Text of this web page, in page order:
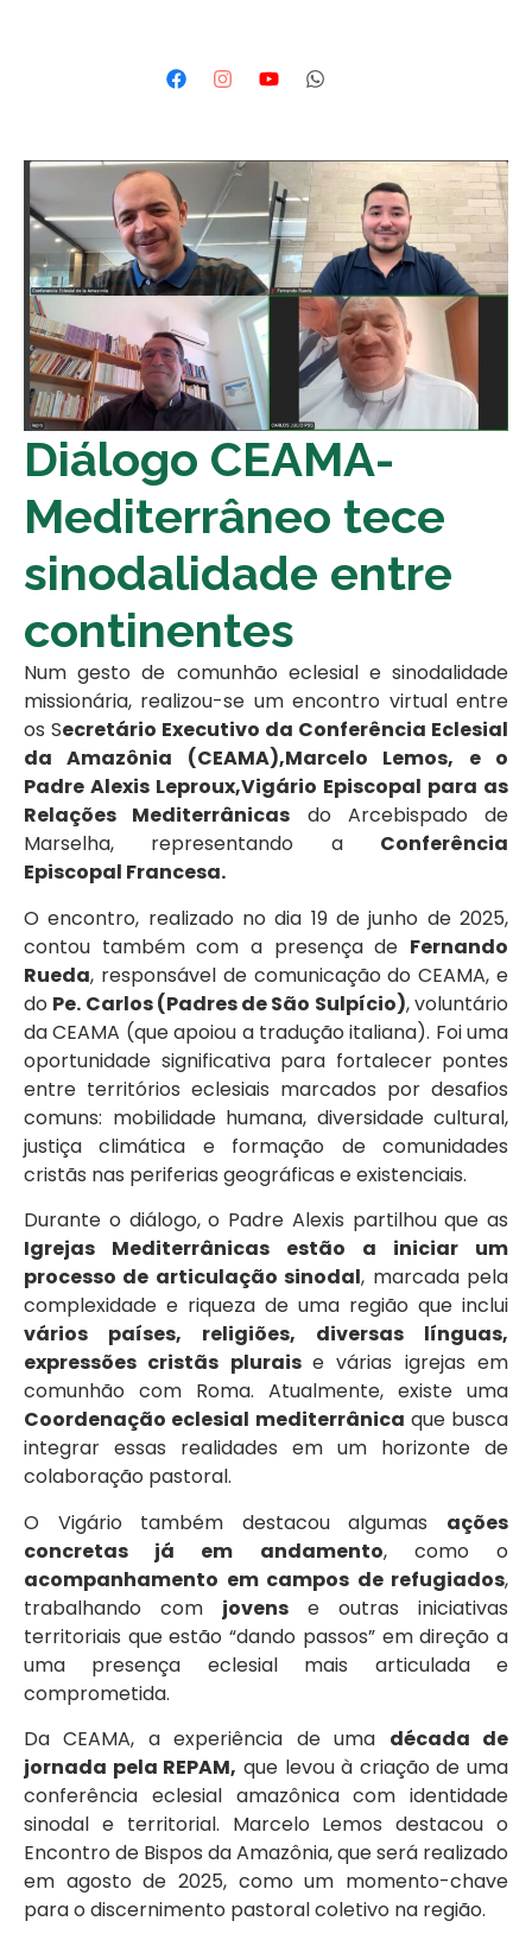
Diálogo CEAMA-
Mediterrâneo tece
sinodalidade entre
continentes
Num gesto de comunhão eclesial e sinodalidade
missionária, realizou-se um encontro virtual entre
os Secretário Executivo da Conferência Eclesial
da Amazônia (CEAMA),Marcelo Lemos, e o
Padre Alexis Leproux,Vigário Episcopal para as
Relações Mediterrânicas do Arcebispado de
Marselha, representando a Conferência
Episcopal Francesa.
O encontro, realizado no dia 19 de junho de 2025,
contou também com a presença de Fernando
Rueda, responsável de comunicação do CEAMA, e
do Pe. Carlos (Padres de São Sulpício), voluntário
da CEAMA (que apoiou a tradução italiana). Foi uma
oportunidade significativa para fortalecer pontes
entre territórios eclesiais marcados por desafios
comuns: mobilidade humana, diversidade cultural,
justiça climática e formação de comunidades
cristãs nas periferias geográficas e existenciais.
Durante o diálogo, o Padre Alexis partilhou que as
Igrejas Mediterrânicas estão a iniciar um
processo de articulação sinodal, marcada pela
complexidade e riqueza de uma região que inclui
vários países, religiões, diversas línguas,
expressões cristãs plurais e várias igrejas em
comunhão com Roma. Atualmente, existe uma
Coordenação eclesial mediterrânica que busca
integrar essas realidades em um horizonte de
colaboração pastoral.
O Vigário também destacou algumas ações
concretas já em andamento, como o
acompanhamento em campos de refugiados,
trabalhando com jovens e outras iniciativas
territoriais que estão “dando passos” em direção a
uma presença eclesial mais articulada e
comprometida.
Da CEAMA, a experiência de uma década de
jornada pela REPAM, que levou à criação de uma
conferência eclesial amazônica com identidade
sinodal e territorial. Marcelo Lemos destacou o
Encontro de Bispos da Amazônia, que será realizado
em agosto de 2025, como um momento-chave
para o discernimento pastoral coletivo na região.